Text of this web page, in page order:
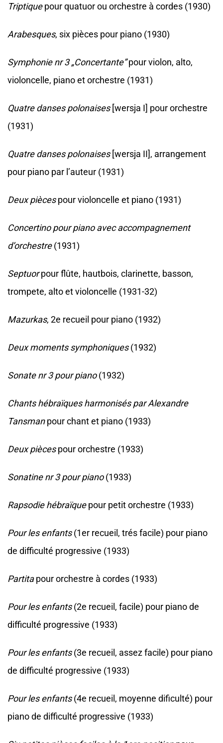
Triptiquepour quatuor ou orchestre à cordes (1930)
Arabesques, six pièces pour piano (1930)
Symphonie nr 3 „Concertante”pour violon, alto,
violoncelle, piano et orchestre (1931)
Quatre danses polonaises[wersja I] pour orchestre
(1931)
Quatre danses polonaises[wersja II], arrangement
pour piano par l’auteur (1931)
Deux piècespour violoncelle et piano (1931)
Concertino pour piano avec accompagnement
d’orchestre(1931)
Septuorpour flûte, hautbois, clarinette, basson,
trompete, alto et violoncelle (1931-32)
Mazurkas, 2e recueil pour piano (1932)
Deux moments symphoniques(1932)
Sonate nr 3 pour piano(1932)
Chants hébraïques harmonisés par Alexandre
Tansmanpour chant et piano (1933)
Deux piècespour orchestre (1933)
Sonatine nr 3 pour piano(1933)
Rapsodie hébraïquepour petit orchestre (1933)
Pour les enfants(1er recueil, trés facile) pour piano
de difficulté progressive (1933)
Partitapour orchestre à cordes (1933)
Pour les enfants(2e recueil, facile) pour piano de
difficulté progressive (1933)
Pour les enfants(3e recueil, assez facile) pour piano
de difficulté progressive (1933)
Pour les enfants(4e recueil, moyenne dificulté) pour
piano de difficulté progressive (1933)